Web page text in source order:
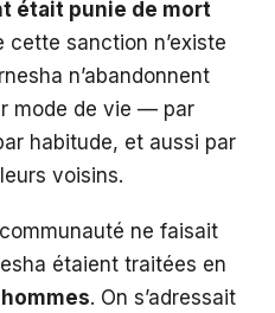
était punie de mort
cette sanction n’existe
n’abandonnent
mode de vie — par
habitude, et aussi par
voisins.
ne faisait
étaient traitées en
. On s’adressait